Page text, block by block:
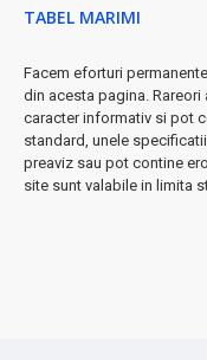
Capacitate
5 moduri de
milkshake, suc
Răcire rapidă fără
maxim
TABEL MARIMI
Facem eforturi
din acesta pagina.
caracter informativ si pot
standard, unele
preaviz sau pot contine
site sunt valabile in limita